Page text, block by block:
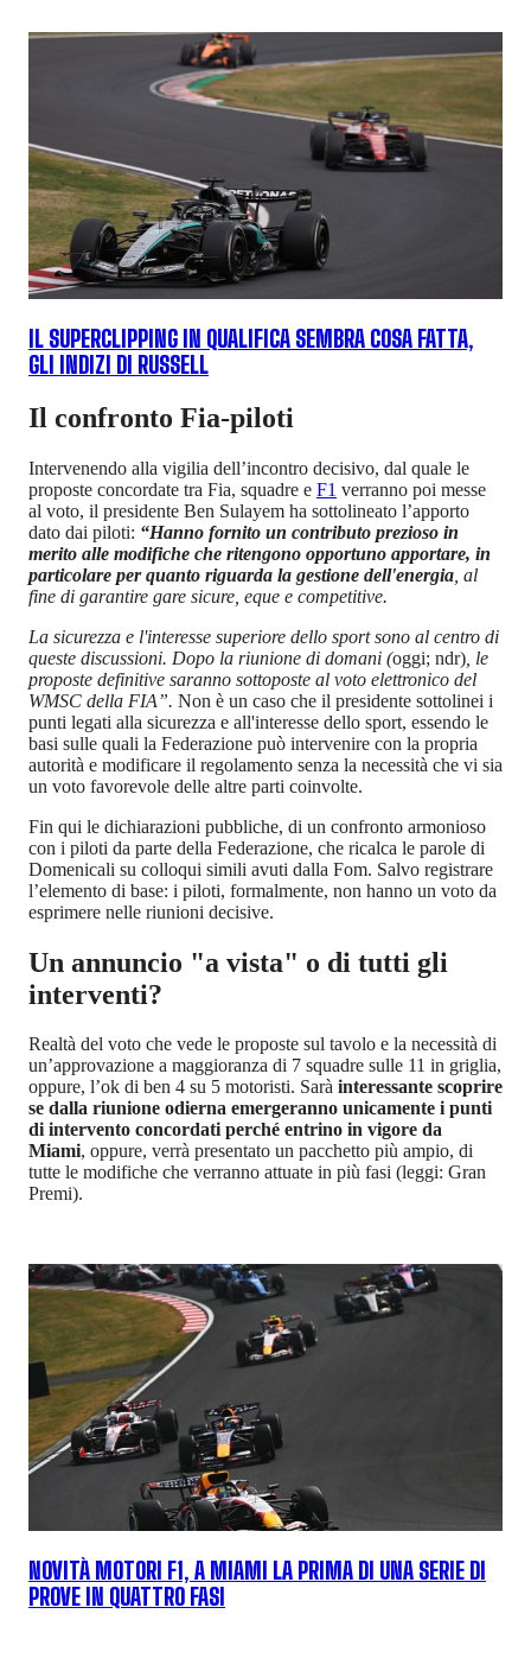
IL SUPERCLIPPING IN QUALIFICA SEMBRA COSA FATTA,
GLI INDIZI DI RUSSELL
Il confronto Fia-piloti
Intervenendo alla vigilia dell’incontro decisivo, dal quale le
proposte concordate tra Fia, squadre e F1 verranno poi messe
al voto, il presidente Ben Sulayem ha sottolineato l’apporto
dato dai piloti: “Hanno fornito un contributo prezioso in
merito alle modifiche che ritengono opportuno apportare, in
particolare per quanto riguarda la gestione dell'energia , al
fine di garantire gare sicure, eque e competitive.
La sicurezza e l'interesse superiore dello sport sono al centro di
queste discussioni. Dopo la riunione di domani (oggi; ndr) , le
proposte definitive saranno sottoposte al voto elettronico del
WMSC della FIA”. Non è un caso che il presidente sottolinei i
punti legati alla sicurezza e all'interesse dello sport, essendo le
basi sulle quali la Federazione può intervenire con la propria
autorità e modificare il regolamento senza la necessità che vi sia
un voto favorevole delle altre parti coinvolte.
Fin qui le dichiarazioni pubbliche, di un confronto armonioso
con i piloti da parte della Federazione, che ricalca le parole di
Domenicali su colloqui simili avuti dalla Fom. Salvo registrare
l’elemento di base: i piloti, formalmente, non hanno un voto da
esprimere nelle riunioni decisive.
Un annuncio "a vista" o di tutti gli
interventi?
Realtà del voto che vede le proposte sul tavolo e la necessità di
un’approvazione a maggioranza di 7 squadre sulle 11 in griglia,
oppure, l’ok di ben 4 su 5 motoristi. Sarà interessante scoprire
se dalla riunione odierna emergeranno unicamente i punti
di intervento concordati perché entrino in vigore da
Miami, oppure, verrà presentato un pacchetto più ampio, di
tutte le modifiche che verranno attuate in più fasi (leggi: Gran
Premi).
NOVITÀ MOTORI F1, A MIAMI LA PRIMA DI UNA SERIE DI
PROVE IN QUATTRO FASI